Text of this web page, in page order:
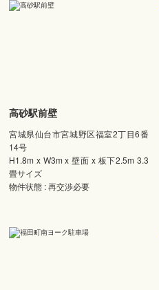
高砂駅前壁
宮城県仙台市宮城野区福室2丁目6番
14号
H1.8m x W3m x 壁面 x 板下2.5m 3.3
畳サイズ
物件状態 : 再交渉必要